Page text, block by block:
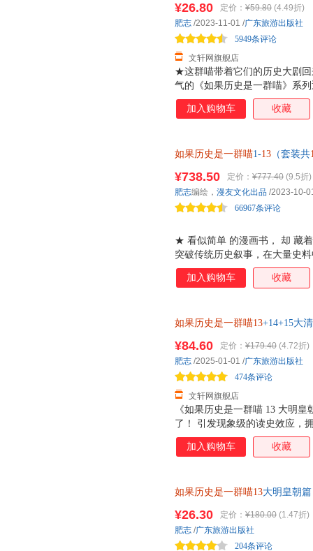
又一部代表作。在他的作品中
场景中，人物Ｑ萌，对白诙谐
同的幽默表达和天马行
货，85%城市次日达，团购优
★这群喵带着它们的历史大剧
气的《如果历史是一群喵》系
烈的起义后，明朝该如何延续
前半段的风云变幻！ ★为什么
朝波澜壮阔的历史。 ★ 力求严
进行细致梳理，多角度呈现当
附有相关的延伸阅读，让你不
美烫金外封
¥26.80 定价： ¥59.80 (4.49折)
文轩网旗舰店
5949条评论
肥志 /2023-11-01 /广东旅游出版社
加入购物车 收藏
如果历史是一群喵1-13 （套装共
★ 看似简单 的漫画书， 却 藏
突破传统历史叙事，在大量史
顺序为主线讲故事，用一群喵
史。 ★《如果历史是一群喵》
宋辽金夏篇、南宋金元篇、元
教科书、名家学说等大量资料
满的故事，引经据典的同时不
读，比传统漫画更
¥738.50 定价： ¥777.40 (9.5折)
66967条评论
肥志编绘， 漫友文化出品 /2023-10-
加入购物车 收藏
如果历史是一群喵13+14+15大
85%城市次日达，团购优惠咨
《如果历史是一群喵 13 大明
了！ 引发现象级的读史效应，
来第十三卷“大明皇朝篇”！诞
的统治，第十三卷将带你一口
篇”将通过皇帝们的曲折人生
文献作为参考，对明朝纷繁复
帝、文臣、宦官的权力博弈。
¥84.60 定价： ¥179.40 (4.72折)
文轩网旗舰店
474条评论
肥志 /2025-01-01 /广东旅游出版社
加入购物车 收藏
如果历史是一群喵13大明皇朝
¥26.30 定价： ¥180.00 (1.47折)
204条评论
肥志 /广东旅游出版社